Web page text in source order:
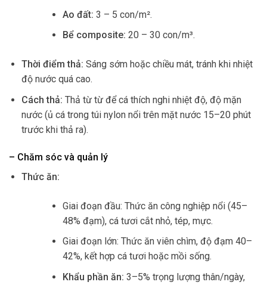
Ao đất: 3 – 5 con/m².
Bể composite: 20 – 30 con/m³.
Thời điểm thả: Sáng sớm hoặc chiều mát, tránh khi nhiệt
độ nước quá cao.
Cách thả: Thả từ từ để cá thích nghi nhiệt độ, độ mặn
nước (ủ cá trong túi nylon nổi trên mặt nước 15–20 phút
trước khi thả ra).
– Chăm sóc và quản lý
Thức ăn:
Giai đoạn đầu: Thức ăn công nghiệp nổi (45–
48% đạm), cá tươi cắt nhỏ, tép, mực.
Giai đoạn lớn: Thức ăn viên chìm, độ đạm 40–
42%, kết hợp cá tươi hoặc mồi sống.
Khẩu phần ăn: 3–5% trọng lượng thân/ngày,